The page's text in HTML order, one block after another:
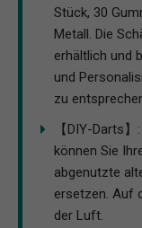
Stück, 30
Metall. Die
erhältlich und
und
zu
【DIY-Darts
können Sie
abgenutzte
ersetzen. Auf
der Luft.